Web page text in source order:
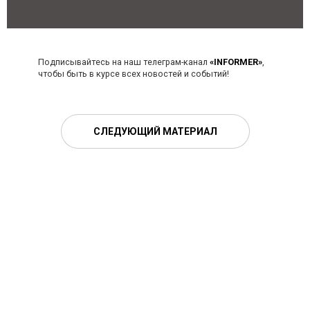
Подписывайтесь на наш телеграм-канал «INFORMER»,
чтобы быть в курсе всех новостей и событий!
СЛЕДУЮЩИЙ МАТЕРИАЛ